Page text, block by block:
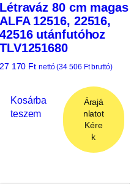
Létraváz 80 cm magas
ALFA 12516, 22516,
42516 utánfutóhoz
TLV1251680
27 170 Ft nettó (34 506 Ftbruttó)
Kosárba
teszem
Árajá
nlatot
Kére
k